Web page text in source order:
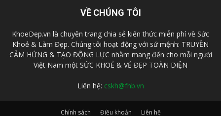
VỀ CHÚNG TÔI
KhoeDep.vn là chuyên trang chia sẻ kiến thức miễn phí về Sức
Khoẻ & Làm Đẹp. Chúng tôi hoạt động với sứ mệnh: TRUYỀN
CẢM HỨNG & TẠO ĐỘNG LỰC nhằm mang đến cho mỗi người
Việt Nam một SỨC KHOẺ & VẺ ĐẸP TOÀN DIỆN
Liên hệ: cskh@fhb.vn
Chính sách Điều khoản Liên hệ